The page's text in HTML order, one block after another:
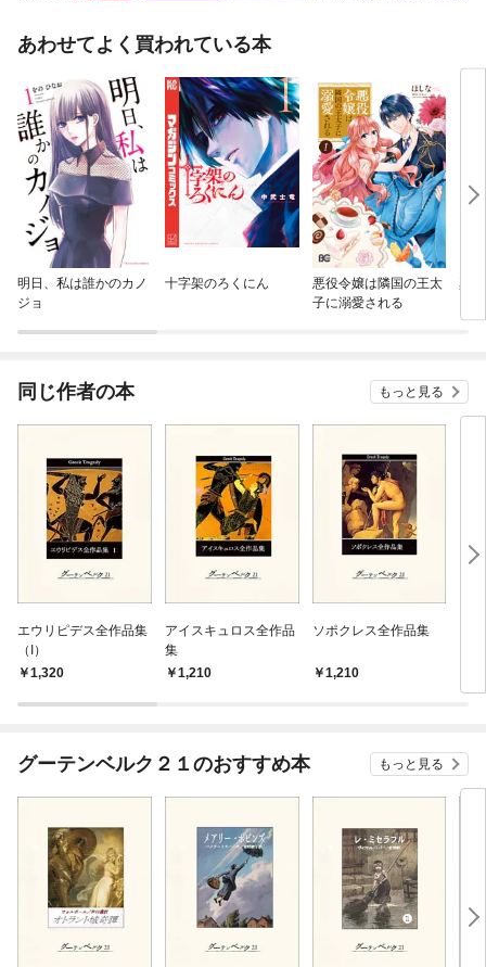
あわせてよく買われている本
明日、私は誰かのカノ
ジョ
十字架のろくにん
悪役令嬢は隣国の王太
子に溺愛される
真
同じ作者の本 もっと見る
エウリピデス全作品集
（I）
1,320
アイスキュロス全作品
集
1,210
ソポクレス全作品集
1,210
グーテンベルク２１のおすすめ本 もっと見る